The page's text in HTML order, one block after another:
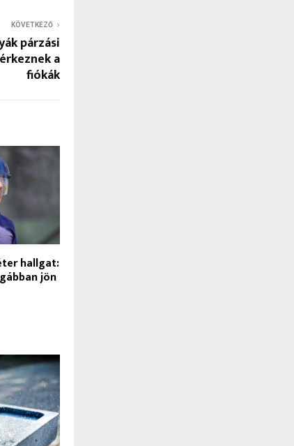
KÖVETKEZŐ
párzási
a
fiókák
hallgat:
jön